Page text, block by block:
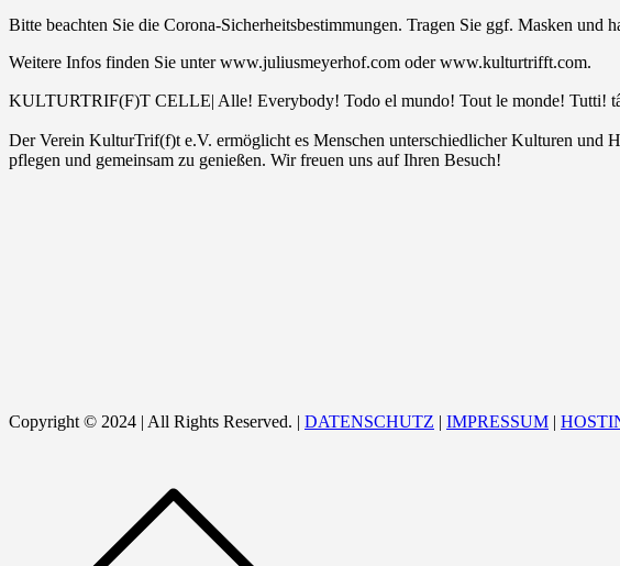
Bitte beachten Sie die Corona-Sicherheitsbestimmungen. Tragen Sie ggf. Masken und
Weitere Infos finden Sie unter www.juliusmeyerhof.com oder www.kulturtrifft.com.
KULTURTRIF(F)T CELLE| Alle! Everybody! Todo el mundo! Tout le monde! Tutti!
Der Verein KulturTrif(f)t e.V. ermöglicht es Menschen unterschiedlicher Kulturen und
pflegen und gemeinsam zu genießen. Wir freuen uns auf Ihren Besuch!
Copyright © 2024 | All Rights Reserved. | DATENSCHUTZ | IMPRESSUM |